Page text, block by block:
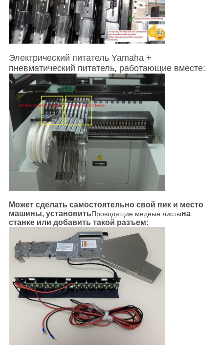
Электрический питатель Yamaha +
пневматический питатель, работающие вместе:
Может сделать самостоятельно свой пик и место
машины, установитьПроводящие медные листына
станке или добавить такой разъем: